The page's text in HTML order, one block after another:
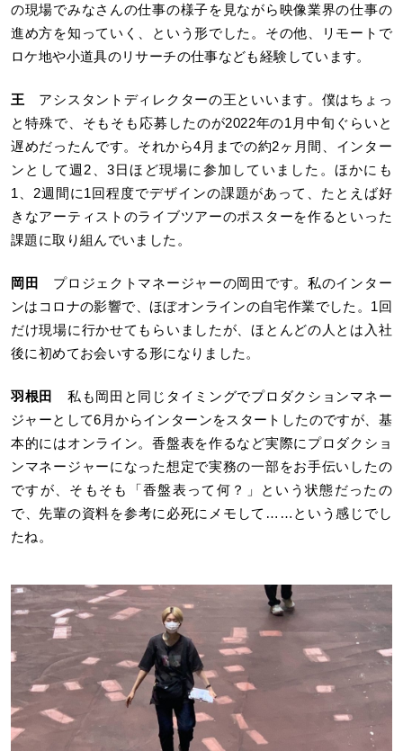
の現場でみなさんの仕事の様子を見ながら映像業界の仕事の
進め方を知っていく、という形でした。その他、リモートで
ロケ地や小道具のリサーチの仕事なども経験しています。
王 アシスタントディレクターの王といいます。僕はちょっ
と特殊で、そもそも応募したのが2022年の1月中旬ぐらいと
遅めだったんです。それから4月までの約2ヶ月間、インター
ンとして週2、3日ほど現場に参加していました。ほかにも
1、2週間に1回程度でデザインの課題があって、たとえば好
きなアーティストのライブツアーのポスターを作るといった
課題に取り組んでいました。
岡田
プロジェクトマネージャーの岡田です。私のインター
ンはコロナの影響で、ほぼオンラインの自宅作業でした。1回
だけ現場に行かせてもらいましたが、ほとんどの人とは入社
後に初めてお会いする形になりました。
羽根田
私も岡田と同じタイミングでプロダクションマネー
ジャーとして6月からインターンをスタートしたのですが、基
本的にはオンライン。香盤表を作るなど実際にプロダクショ
ンマネージャーになった想定で実務の一部をお手伝いしたの
ですが、そもそも「香盤表って何？」という状態だったの
で、先輩の資料を参考に必死にメモして……という感じでし
たね。